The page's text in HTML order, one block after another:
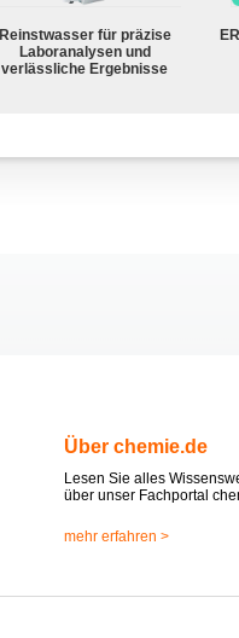
Reinstwasser für präzise
Laboranalysen und
verlässliche Ergebnisse
Über chemie.de
Lesen Sie alles
über unser Fachportal
mehr erfahren >